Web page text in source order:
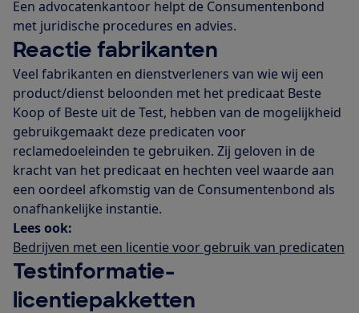
Een advocatenkantoor helpt de Consumentenbond
met juridische procedures en advies.
Reactie fabrikanten
Veel fabrikanten en dienstverleners van wie wij een
product/dienst beloonden met het predicaat Beste
Koop of Beste uit de Test, hebben van de mogelijkheid
gebruikgemaakt deze predicaten voor
reclamedoeleinden te gebruiken. Zij geloven in de
kracht van het predicaat en hechten veel waarde aan
een oordeel afkomstig van de Consumentenbond als
onafhankelijke instantie.
Lees ook:
Bedrijven met een licentie voor gebruik van predicaten
Testinformatie-
licentiepakketten